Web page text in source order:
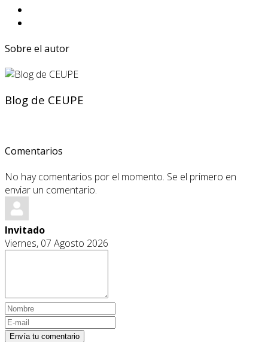
Sobre el autor
Blog de CEUPE
Comentarios
No hay comentarios por el momento. Se el primero en
enviar un comentario.
Invitado
Viernes, 07 Agosto 2026
Envía tu comentario